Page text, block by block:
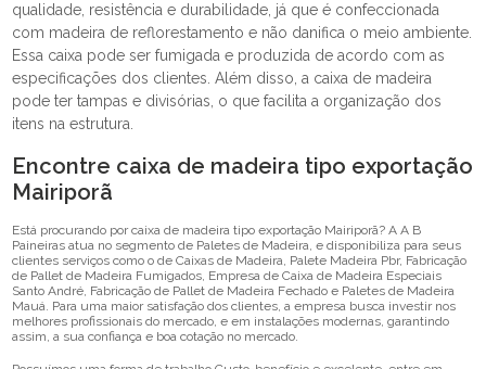
qualidade, resistência e durabilidade, já que é confeccionada
com madeira de reflorestamento e não danifica o meio ambiente.
Essa caixa pode ser fumigada e produzida de acordo com as
especificações dos clientes. Além disso, a caixa de madeira
pode ter tampas e divisórias, o que facilita a organização dos
itens na estrutura.
Encontre caixa de madeira tipo exportação
Mairiporã
Está procurando por caixa de madeira tipo exportação Mairiporã? A A B
Paineiras atua no segmento de Paletes de Madeira, e disponibiliza para seus
clientes serviços como o de Caixas de Madeira, Palete Madeira Pbr, Fabricação
de Pallet de Madeira Fumigados, Empresa de Caixa de Madeira Especiais
Santo André, Fabricação de Pallet de Madeira Fechado e Paletes de Madeira
Mauá. Para uma maior satisfação dos clientes, a empresa busca investir nos
melhores profissionais do mercado, e em instalações modernas, garantindo
assim, a sua confiança e boa cotação no mercado.